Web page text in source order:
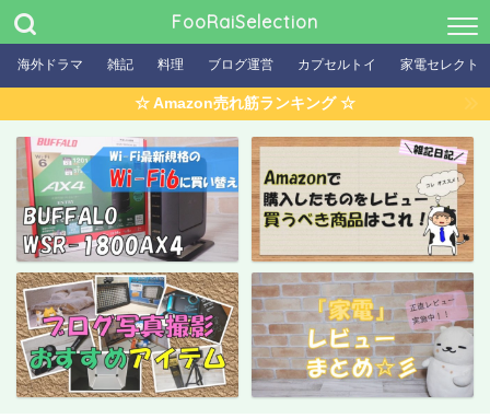
FooRaiSelection
海外ドラマ 雑記 料理 ブログ運営 カプセルトイ 家電セレクト
☆ Amazon売れ筋ランキング ☆